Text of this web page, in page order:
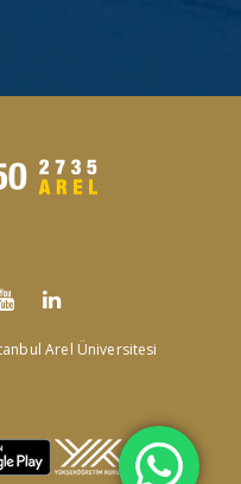
Arel Üniversitesi